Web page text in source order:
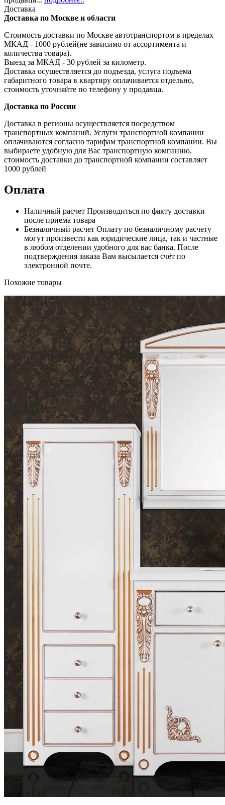
Доставка
Доставка по Москве и области
Стоимость доставки по Москве автотранспортом в пределах
МКАД - 1000 рублей(не зависимо от ассортимента и
количества товара).
Выезд за МКАД - 30 рублей за километр.
Доставка осуществляется до подъезда, услуга подъема
габаритного товара в квартиру оплачивается отдельно,
стоимость уточняйте по телефону у продавца.
Доставка по России
Доставка в регионы осуществляется посредством
транспортных компаний. Услуги транспортной компании
оплачиваются согласно тарифам транспортной компании. Вы
выбираете удобную для Вас транспортную компанию,
стоимость доставки до транспортной компании составляет
1000 рублей
Оплата
Наличный расчет Производиться по факту доставки
после приема товара
Безналичный расчет Оплату по безналичному расчету
могут произвести как юридические лица, так и частные
в любом отделении удобного для вас банка. После
подтверждения заказа Вам высылается счёт по
электронной почте.
Похожие товары